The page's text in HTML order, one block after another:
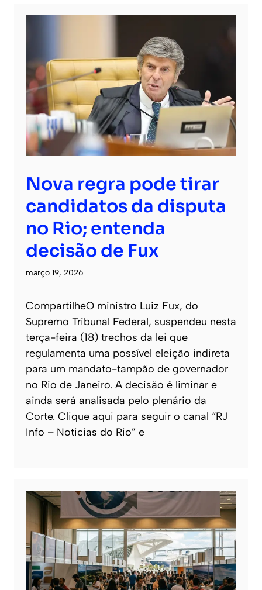
Nova regra pode tirar
candidatos da disputa
no Rio; entenda
decisão de Fux
março 19, 2026
CompartilheO ministro Luiz Fux, do
Supremo Tribunal Federal, suspendeu nesta
terça-feira (18) trechos da lei que
regulamenta uma possível eleição indireta
para um mandato-tampão de governador
no Rio de Janeiro. A decisão é liminar e
ainda será analisada pelo plenário da
Corte. Clique aqui para seguir o canal “RJ
Info – Noticias do Rio” e